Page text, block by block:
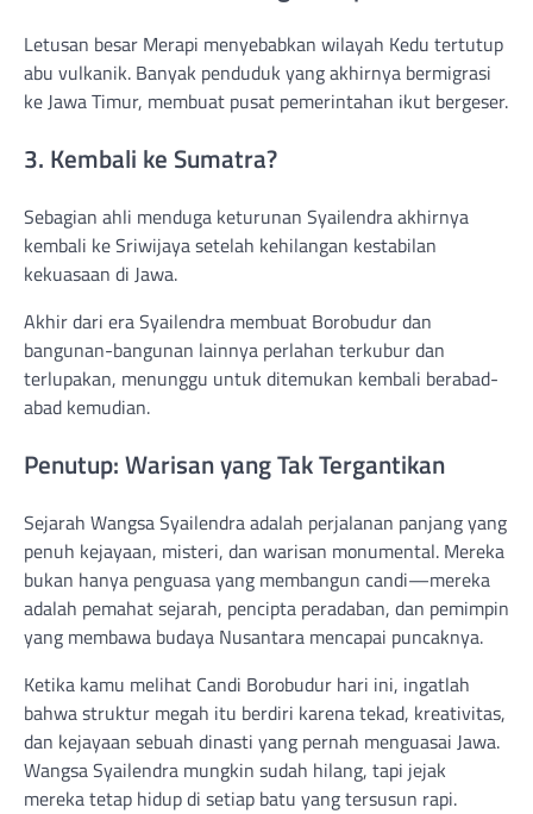
Letusan besar Merapi menyebabkan wilayah Kedu tertutup
abu vulkanik. Banyak penduduk yang akhirnya bermigrasi
ke Jawa Timur, membuat pusat pemerintahan ikut bergeser.
3. Kembali ke Sumatra?
Sebagian ahli menduga keturunan Syailendra akhirnya
kembali ke Sriwijaya setelah kehilangan kestabilan
kekuasaan di Jawa.
Akhir dari era Syailendra membuat Borobudur dan
bangunan-bangunan lainnya perlahan terkubur dan
terlupakan, menunggu untuk ditemukan kembali berabad-
abad kemudian.
Penutup: Warisan yang Tak Tergantikan
Sejarah Wangsa Syailendra adalah perjalanan panjang yang
penuh kejayaan, misteri, dan warisan monumental. Mereka
bukan hanya penguasa yang membangun candi—mereka
adalah pemahat sejarah, pencipta peradaban, dan pemimpin
yang membawa budaya Nusantara mencapai puncaknya.
Ketika kamu melihat Candi Borobudur hari ini, ingatlah
bahwa struktur megah itu berdiri karena tekad, kreativitas,
dan kejayaan sebuah dinasti yang pernah menguasai Jawa.
Wangsa Syailendra mungkin sudah hilang, tapi jejak
mereka tetap hidup di setiap batu yang tersusun rapi.